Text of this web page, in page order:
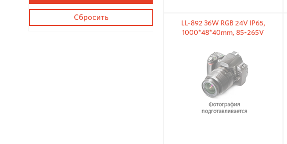
LL-892 36W RGB 24V IP65,
1000*48*40mm, 85-265V